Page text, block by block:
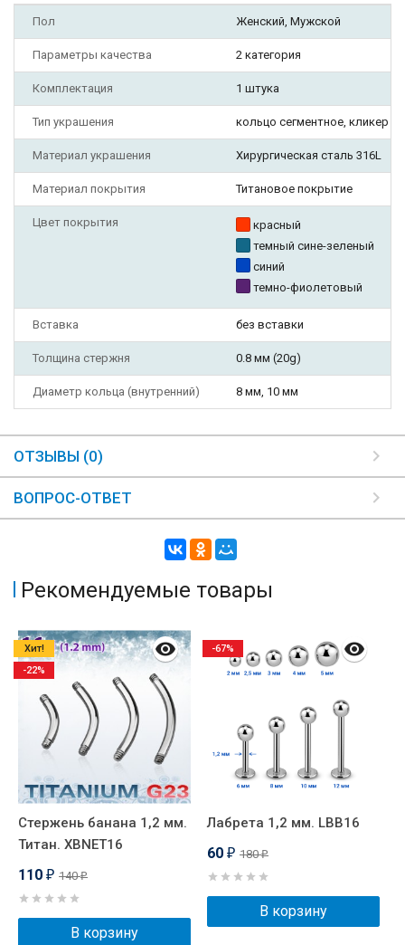
Пол Женский, Мужской
Параметры качества 2 категория
Комплектация 1 штука
Тип украшения кольцо сегментное, кликер
Материал украшения Хирургическая сталь 316L
Материал покрытия Титановое покрытие
Цвет покрытия
красный
темный сине-зеленый
синий
темно-фиолетовый
Вставка без вставки
Толщина стержня 0.8 мм (20g)
Диаметр кольца (внутренний) 8 мм, 10 мм
ОТЗЫВЫ (0)
ВОПРОС-ОТВЕТ
Рекомендуемые товары
Стержень банана 1,2 мм.
Титан. XBNET16
110 ₽ 140₽
В корзину
Хит!
-22%
Лабрета 1,2 мм. LBB16
60 ₽ 180₽
В корзину
-67%